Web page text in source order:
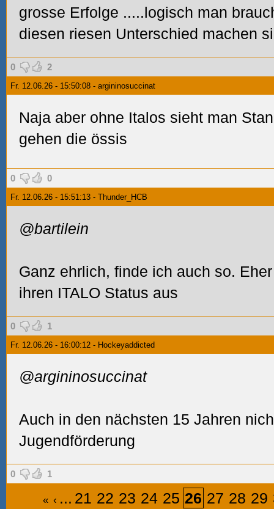
grosse Erfolge .....logisch man
diesen riesen Unterschied machen
0 2
Fr. 12.06.26 - 15:50:08 - argininosuccinat
Naja aber ohne Italos sieht man
gehen die össis
0 0
Fr. 12.06.26 - 15:51:13 - Thunder_HCB
@bartilein
Ganz ehrlich, finde ich auch so.
ihren ITALO Status aus
0 1
Fr. 12.06.26 - 16:00:12 - Hockeyaddicted
@argininosuccinat
Auch in den nächsten 15 Jahren
Jugendförderung
0 1
« ‹ ... 21 22 23 24 25 26 27 28 29